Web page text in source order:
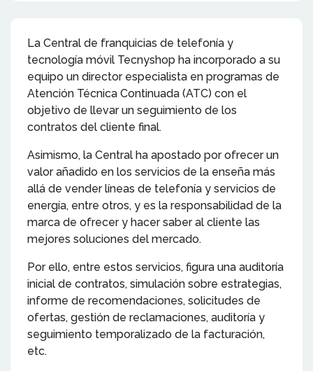
La Central de franquicias de telefonía y
tecnología móvil Tecnyshop ha incorporado a su
equipo un director especialista en programas de
Atención Técnica Continuada (ATC) con el
objetivo de llevar un seguimiento de los
contratos del cliente final.
Asimismo, la Central ha apostado por ofrecer un
valor añadido en los servicios de la enseña más
allá de vender líneas de telefonía y servicios de
energía, entre otros, y es la responsabilidad de la
marca de ofrecer y hacer saber al cliente las
mejores soluciones del mercado.
Por ello, entre estos servicios, figura una auditoría
inicial de contratos, simulación sobre estrategias,
informe de recomendaciones, solicitudes de
ofertas, gestión de reclamaciones, auditoría y
seguimiento temporalizado de la facturación,
etc.